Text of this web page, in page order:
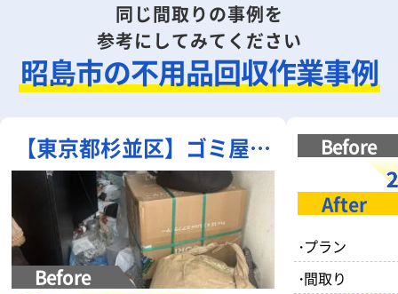
同じ間取りの事例を
参考にしてみてください
昭島市の不用品回収作業事例
【東京都杉並区】ゴミ屋敷
清掃｜部屋一面の不用品・
散乱ゴミを一括清掃
・プラン
・間取り